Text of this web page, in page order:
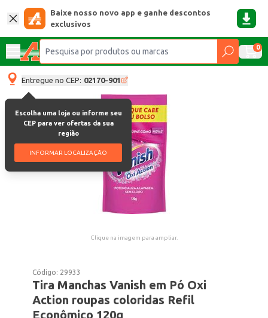
Baixe nosso novo app e ganhe descontos
exclusivos
0
Entregue no CEP: 02170-901
Escolha uma loja ou informe seu
CEP para ver ofertas da sua
região
INFORMAR LOCALIZAÇÃO
Clique na imagem para ampliar.
Código: 29933
Tira Manchas Vanish em Pó Oxi
Action roupas coloridas Refil
Econômico 120g